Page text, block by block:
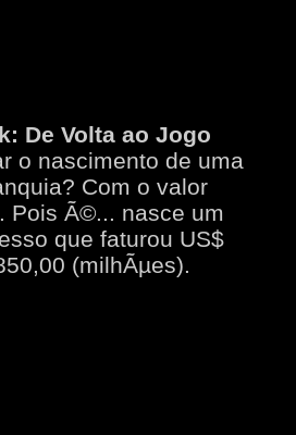
De Volta ao Jogo
o nascimento de uma
Com o valor
Pois Ã©... nasce um
que faturou US$
(milhÃµes).